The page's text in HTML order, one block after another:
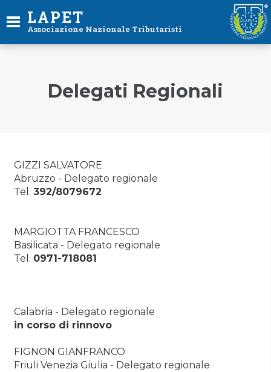
LAPET
Associazione Nazionale Tributaristi
Delegati Regionali
GIZZI SALVATORE
Abruzzo - Delegato regionale
Tel. 392/8079672
MARGIOTTA FRANCESCO
Basilicata - Delegato regionale
Tel. 0971-718081
Calabria - Delegato regionale
in corso di rinnovo
FIGNON GIANFRANCO
Friuli Venezia Giulia - Delegato regionale